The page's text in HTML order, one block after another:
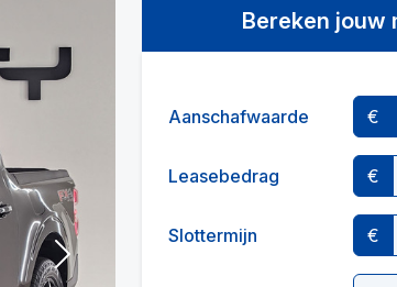
Next
Bereken jouw
Aanschafwaarde €
Leasebedrag €
Slottermijn €